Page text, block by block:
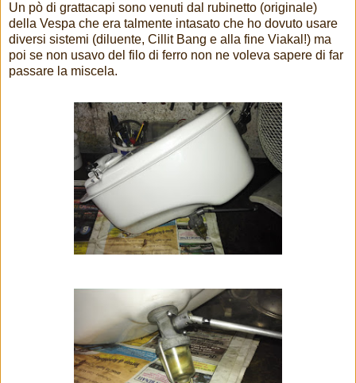
Un pò di grattacapi sono venuti dal rubinetto (originale)
della Vespa che era talmente intasato che ho dovuto usare
diversi sistemi (diluente, Cillit Bang e alla fine Viakal!) ma
poi se non usavo del filo di ferro non ne voleva sapere di far
passare la miscela.